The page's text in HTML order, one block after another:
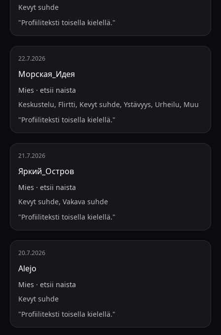
Kevyt suhde
"Profiiliteksti toisella kielellä."
22.7.2026
Морская_Идея
Mies · etsii naista
Keskustelu, Flirtti, Kevyt suhde, Ystävyys, Urheilu, Muu
"Profiiliteksti toisella kielellä."
21.7.2026
Яркий_Остров
Mies · etsii naista
Kevyt suhde, Vakava suhde
"Profiiliteksti toisella kielellä."
20.7.2026
Alejo
Mies · etsii naista
Kevyt suhde
"Profiiliteksti toisella kielellä."